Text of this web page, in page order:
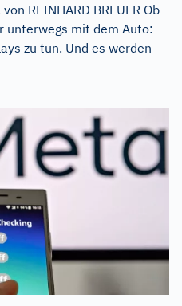
REINHARD BREUER Ob
unterwegs mit dem Auto:
zu tun. Und es werden